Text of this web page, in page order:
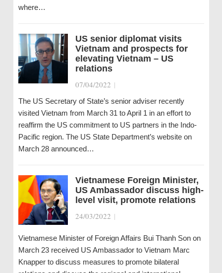
where…
US senior diplomat visits
Vietnam and prospects for
elevating Vietnam – US
relations
07/04/2022 |
The US Secretary of State’s senior adviser recently
visited Vietnam from March 31 to April 1 in an effort to
reaffirm the US commitment to US partners in the Indo-
Pacific region. The US State Department’s website on
March 28 announced…
Vietnamese Foreign Minister,
US Ambassador discuss high-
level visit, promote relations
24/03/2022 |
Vietnamese Minister of Foreign Affairs Bui Thanh Son on
March 23 received US Ambassador to Vietnam Marc
Knapper to discuss measures to promote bilateral